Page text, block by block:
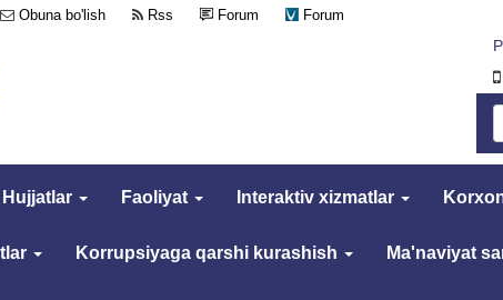
Obuna bo'lish Rss Forum
Forum
Hujjatlar Faoliyat Interaktiv xizmatlar
Korrupsiyaga qarshi kurashish Ma'naviyat